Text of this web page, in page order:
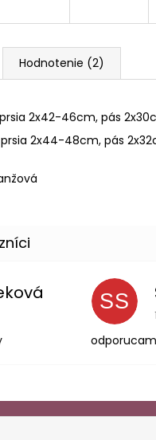
Hodnotenie (2)
2x42-46cm, pás
2x44-48cm, pás
je 5 z 5 hviezdičiek.
SS
odporucam